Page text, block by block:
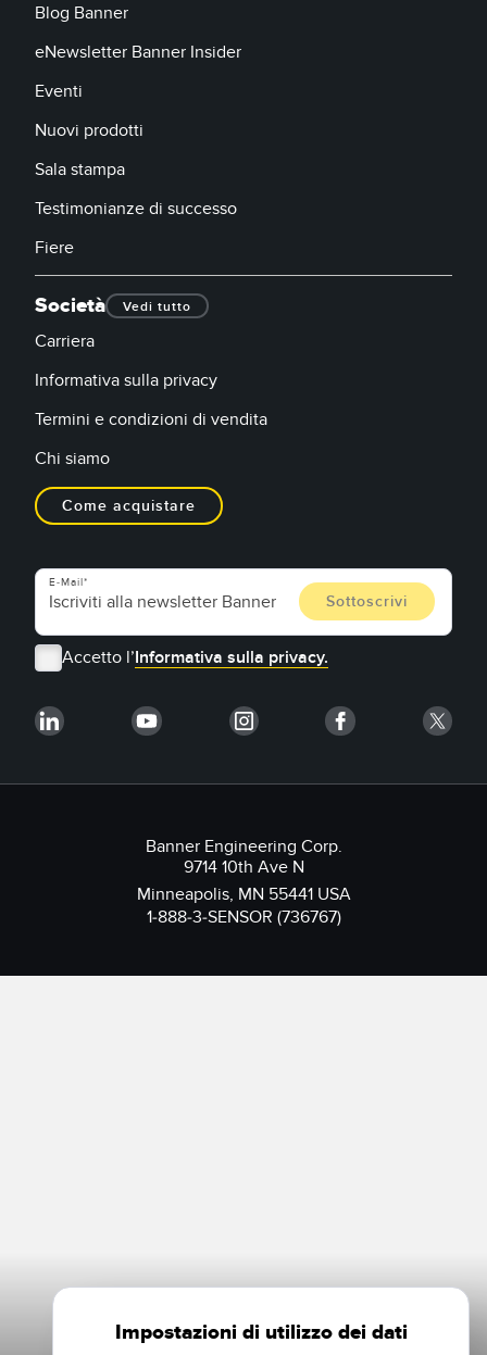
Blog Banner
eNewsletter Banner Insider
Eventi
Nuovi prodotti
Sala stampa
Testimonianze di successo
Fiere
Società Vedi tutto
Carriera
Informativa sulla privacy
Termini e condizioni di vendita
Chi siamo
Come acquistare
E-Mail
Accetto l’Informativa sulla privacy.
Banner Engineering Corp.
9714 10th Ave N
Minneapolis, MN 55441 USA
1-888-3-SENSOR (736767)
Impostazioni di utilizzo dei dati